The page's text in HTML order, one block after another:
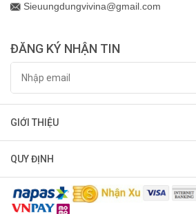
Sieuungdungvivina@gmail.com
ĐĂNG KÝ NHẬN TIN
GIỚI THIỆU
QUY ĐỊNH